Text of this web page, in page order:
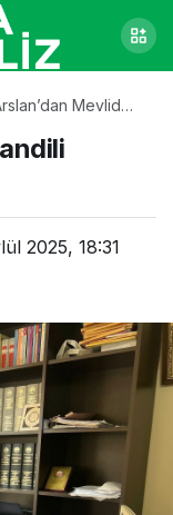
Mevlid
2025, 18:31
0